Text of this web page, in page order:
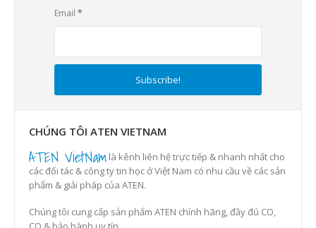
Email *
CHÚNG TÔI ATEN VIETNAM
ATEN VietNam là kênh liên hệ trực tiếp & nhanh nhất cho
các đối tác & công ty tin học ở Việt Nam có nhu cầu về các sản
phẩm & giải pháp của ATEN.
Chúng tôi cung cấp sản phẩm ATEN chính hãng, đầy đủ CO,